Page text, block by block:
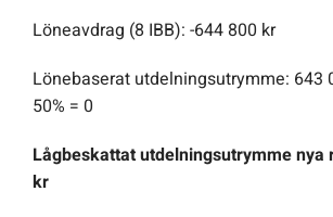
Löneavdrag (8 IBB): -644 800 kr
Lönebaserat utdelningsutrymme: 643
50% = 0
Lågbeskattat utdelningsutrymme nya
kr